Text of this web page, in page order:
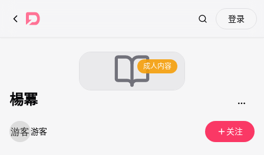
Search登录
成人内容
楊冪
游客 关注